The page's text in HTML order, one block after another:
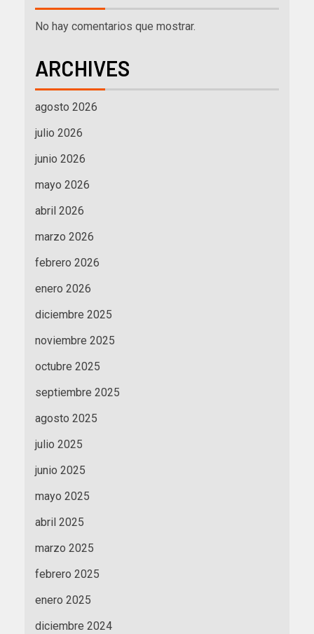
No hay comentarios que mostrar.
ARCHIVES
agosto 2026
julio 2026
junio 2026
mayo 2026
abril 2026
marzo 2026
febrero 2026
enero 2026
diciembre 2025
noviembre 2025
octubre 2025
septiembre 2025
agosto 2025
julio 2025
junio 2025
mayo 2025
abril 2025
marzo 2025
febrero 2025
enero 2025
diciembre 2024